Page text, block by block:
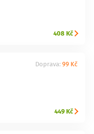
408 Kč
Doprava: 99 Kč
449 Kč